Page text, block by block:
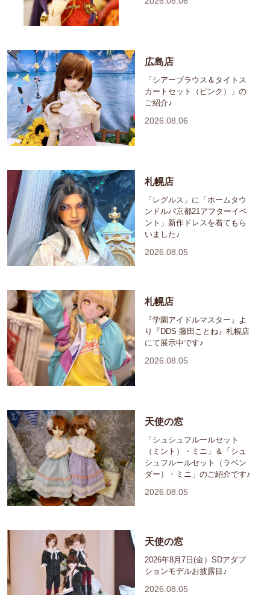
広島店
「シアーブラウス＆タイトス
カートセット（ピンク）」の
ご紹介♪
2026.08.06
札幌店
「レグルス」に「ホームタウ
ンドルパ京都21アフターイベ
ント」新作ドレスを着てもら
いました♪
2026.08.05
札幌店
『学園アイドルマスター』よ
り『DDS 藤田ことね』札幌店
にて展示中です♪
2026.08.05
天使の窓
「シュシュフルールセット
（ミント）・ミニ」＆「シュ
シュフルールセット（ラベン
ダー）・ミニ」のご紹介です♪
2026.08.05
天使の窓
2026年8月7日(金）SDアダプ
ションモデルお披露目♪
2026.08.05